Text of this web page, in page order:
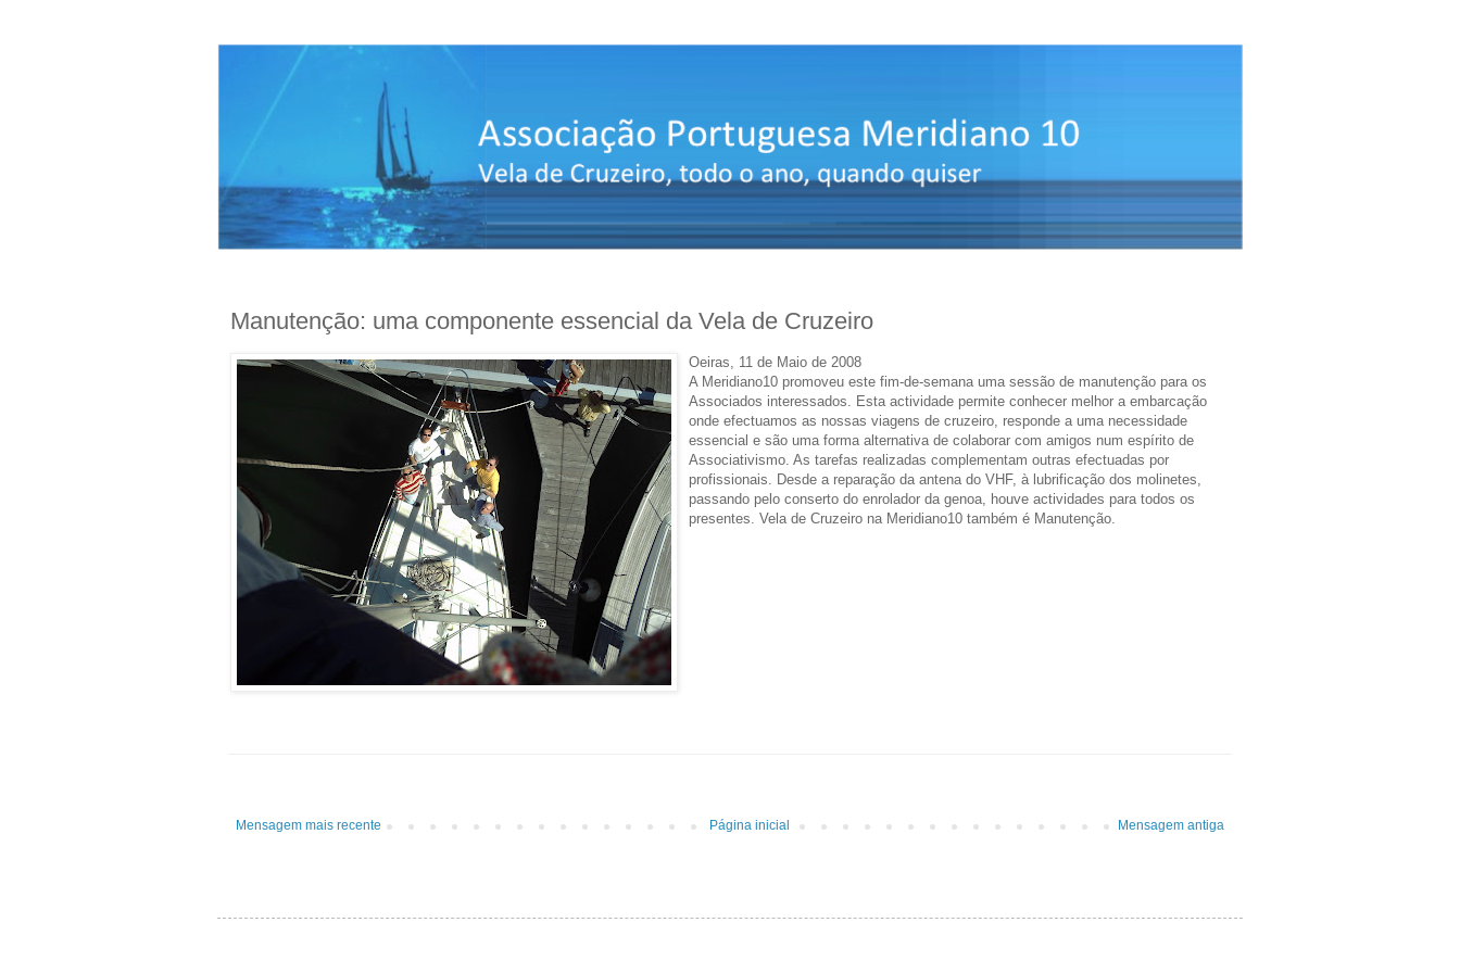
Manutenção: uma componente essencial da Vela de Cruzeiro
Oeiras, 11 de Maio de 2008
A Meridiano10 promoveu este fim-de-semana uma sessão de manutenção para os
Associados interessados. Esta actividade permite conhecer melhor a embarcação
onde efectuamos as nossas viagens de cruzeiro, responde a uma necessidade
essencial e são uma forma alternativa de colaborar com amigos num espírito de
Associativismo. As tarefas realizadas complementam outras efectuadas por
profissionais. Desde a reparação da antena do VHF, à lubrificação dos molinetes,
passando pelo conserto do enrolador da genoa, houve actividades para todos os
presentes. Vela de Cruzeiro na Meridiano10 também é Manutenção.
Mensagem mais recente Mensagem antiga
Página inicial